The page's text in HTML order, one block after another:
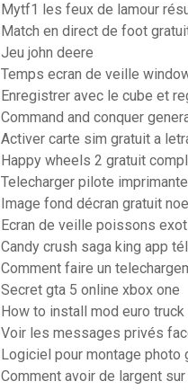
Mytf1 les feux de lamour
Match en direct de foot
Jeu john deere
Temps ecran de veille
Enregistrer avec le cube et
Command and conquer
Activer carte sim gratuit a
Happy wheels 2 gratuit
Telecharger pilote
Image fond décran gratuit
Ecran de veille poissons
Candy crush saga king app
Comment faire un
Secret gta 5 online xbox one
How to install mod euro
Voir les messages privés
Logiciel pour montage photo
Comment avoir de largent